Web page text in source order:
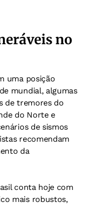
no
uma posição
mundial, algumas
de tremores do
do Norte e
de sismos
recomendam
da
conta hoje com
mais robustos,